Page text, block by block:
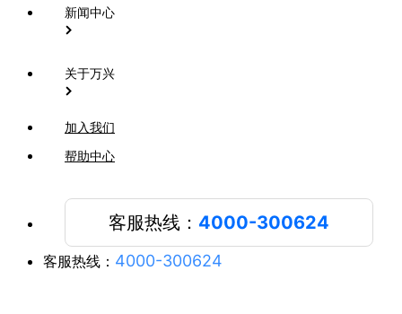
新闻中心
关于万兴
加入我们
帮助中心
客服热线： 4000-300624
客服热线： 4000-300624